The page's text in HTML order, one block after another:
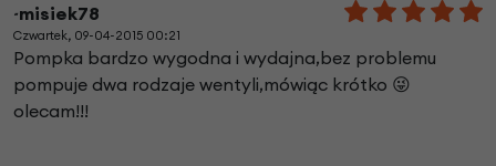
~misiek78
Czwartek, 09-04-2015 00:21
Pompka bardzo wygodna i wydajna,bez problemu
pompuje dwa rodzaje wentyli,mówiąc krótko 😜
olecam!!!